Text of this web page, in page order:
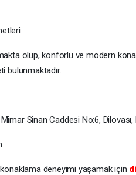
olup, konforlu ve modern
bulunmaktadır.
Sinan Caddesi No:6, Dilovası,
deneyimi yaşamak için